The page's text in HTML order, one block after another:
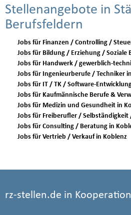
Stellenangebote in
Berufsfeldern
Jobs
Jobs für Medizin
Jobs für Consulting /
Jobs für Vertrieb / Verkauf in Koblenz
rz-stellen.de in